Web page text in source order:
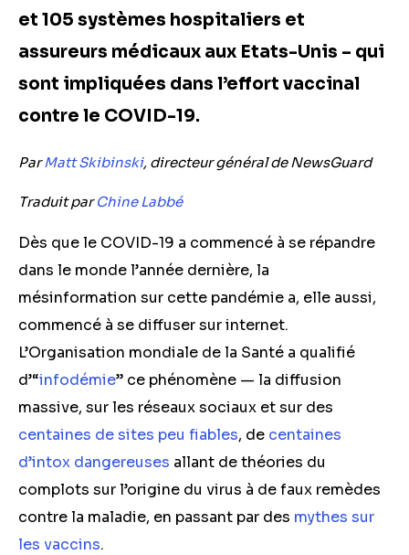
et 105 systèmes hospitaliers et
assureurs médicaux aux Etats-Unis – qui
sont impliquées dans l’effort vaccinal
contre le COVID-19.
ParMatt Skibinski, directeur général de NewsGuard
Traduit parChine Labbé
Dès que le COVID-19 a commencé à se répandre
dans le monde l’année dernière, la
mésinformation sur cette pandémie a, elle aussi,
commencé à se diffuser sur internet.
L’Organisation mondiale de la Santé a qualifié
d’“infodémie” ce phénomène — la diffusion
massive, sur les réseaux sociaux et sur des
centaines de sites peu fiables, de centaines
d’intox dangereuses allant de théories du
complots sur l’origine du virus à de faux remèdes
contre la maladie, en passant par des mythes sur
les vaccins.